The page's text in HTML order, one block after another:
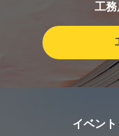
工
イベン